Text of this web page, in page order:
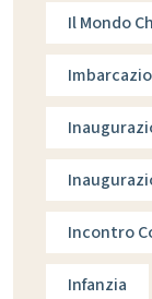
Il Mondo
Incontro
Infanzia